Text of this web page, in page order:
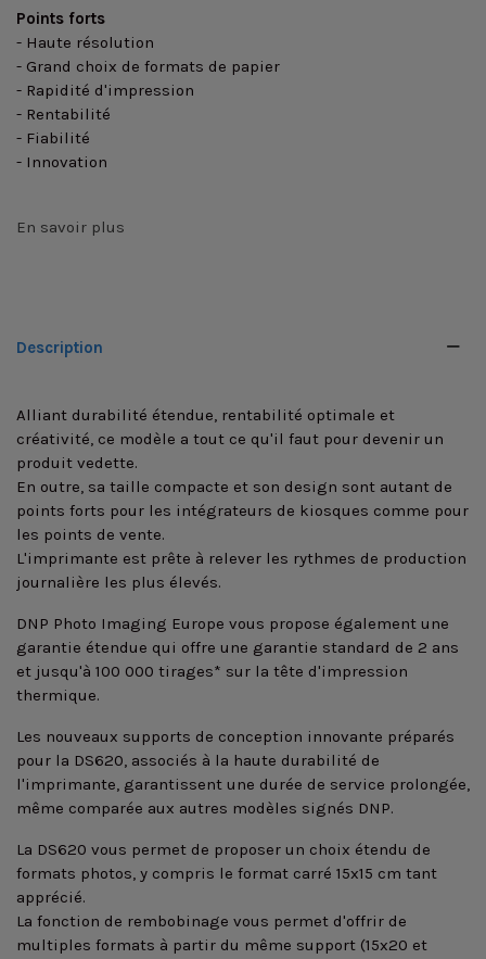
Points forts
- Haute résolution
- Grand choix de formats de papier
- Rapidité d'impression
- Rentabilité
- Fiabilité
- Innovation
En savoir plus
Description
Alliant durabilité étendue, rentabilité optimale et
créativité, ce modèle a tout ce qu'il faut pour devenir un
produit vedette.
En outre, sa taille compacte et son design sont autant de
points forts pour les intégrateurs de kiosques comme pour
les points de vente.
L'imprimante est prête à relever les rythmes de production
journalière les plus élevés.
DNP Photo Imaging Europe vous propose également une
garantie étendue qui offre une garantie standard de 2 ans
et jusqu'à 100 000 tirages* sur la tête d'impression
thermique.
Les nouveaux supports de conception innovante préparés
pour la DS620, associés à la haute durabilité de
l'imprimante, garantissent une durée de service prolongée,
même comparée aux autres modèles signés DNP.
La DS620 vous permet de proposer un choix étendu de
formats photos, y compris le format carré 15x15 cm tant
apprécié.
La fonction de rembobinage vous permet d'offrir de
multiples formats à partir du même support (15x20 et